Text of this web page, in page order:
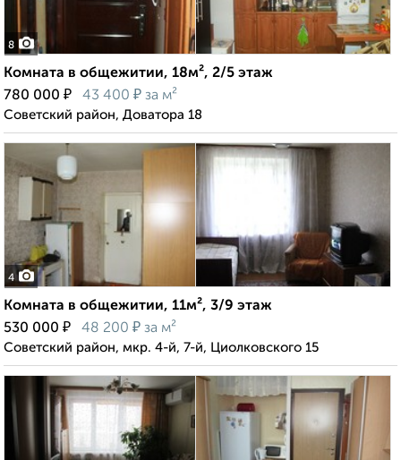
8
Комната в общежитии, 18м², 2/5 этаж
780 000 ₽ 43 400 ₽ за м²
Советский район, Доватора 18
4
Комната в общежитии, 11м², 3/9 этаж
530 000 ₽ 48 200 ₽ за м²
Советский район, мкр. 4-й, 7-й, Циолковского 15